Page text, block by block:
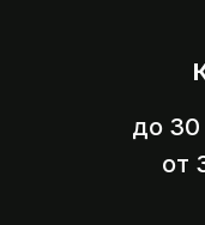
до 30
от